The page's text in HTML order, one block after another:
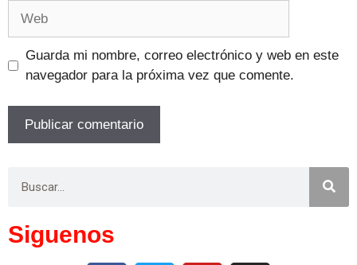
Guarda mi nombre, correo electrónico y web en este
navegador para la próxima vez que comente.
Siguenos